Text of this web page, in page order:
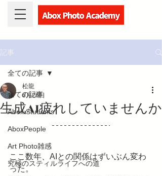
記事
全ての記事
Abox Students
AboxPeople
Art Photo雑感
究極のスティルライフへの道
全ての記事
生成AI疲れしていませんか
松龍
6月26日
ここ数年、AIとの関係はずいぶん変わ
った。